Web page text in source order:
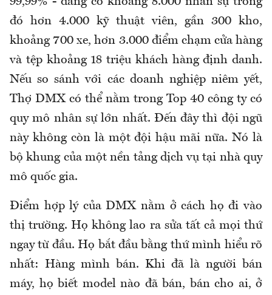
đó hơn 4.000 kỹ thuật viên, gần 300 kho,
khoảng 700 xe, hơn 3.000 điểm chạm cửa hàng
và tệp khoảng 18 triệu khách hàng định danh.
Nếu so sánh với các doanh nghiệp niêm yết,
Thợ DMX có thể nằm trong Top 40 công ty có
quy mô nhân sự lớn nhất. Đến đây thì đội ngũ
này không còn là một đội hậu mãi nữa. Nó là
bộ khung của một nền tảng dịch vụ tại nhà quy
mô quốc gia.
Điểm hợp lý của DMX nằm ở cách họ đi vào
thị trường. Họ không lao ra sửa tất cả mọi thứ
ngay từ đầu. Họ bắt đầu bằng thứ mình hiểu rõ
nhất: Hàng mình bán. Khi đã là người bán
máy, họ biết model nào đã bán, bán cho ai, ở